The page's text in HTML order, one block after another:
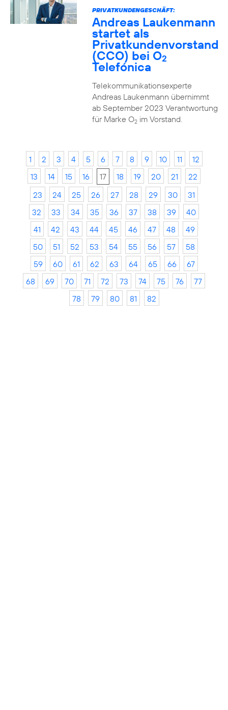
PRIVATKUNDENGESCHÄFT:
Andreas Laukenmann
startet als
Privatkundenvorstand
(CCO) bei O2
Telefónica
Telekommunikationsexperte
Andreas Laukenmann übernimmt
ab September 2023 Verantwortung
für Marke O2im Vorstand.
1 2 3 4 5 6 7 8 9 10 11
12
13
14 15 16 17 18 19 20 21
22
23
24 25 26 27 28 29 30
31
32
33 34 35 36 37 38 39
40
41
42 43 44 45 46 47 48
49
50
51 52 53 54 55 56 57
58
59
60 61 62 63 64 65 66
67
68
69 70 71 72 73 74 75 76
77
78
79 80 81 82